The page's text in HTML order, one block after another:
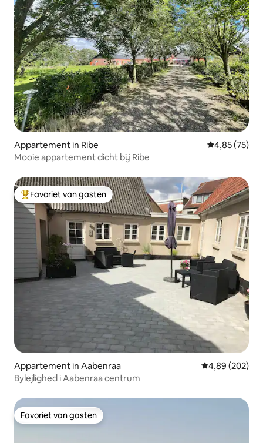
Appartement in Ribe Gemiddelde
4,85 (75)
Mooie appartement dicht bij Ribe
Topfavoriet van gasten
Favoriet van gasten
Appartement in Aabenraa Gemiddelde
4,89 (202)
Bylejlighed i Aabenraa centrum
Favoriet van gasten
Favoriet van gasten